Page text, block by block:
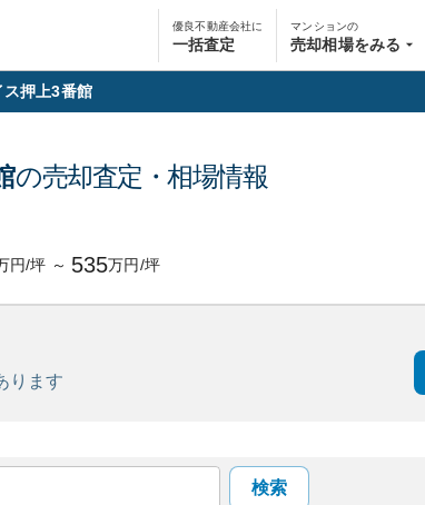
優良不動産会社に
一括査定
マンションの
売却相場をみる
ス押上3番館
の売却査定・相場情報
円/坪 ～ 535万円/坪
ります
検索